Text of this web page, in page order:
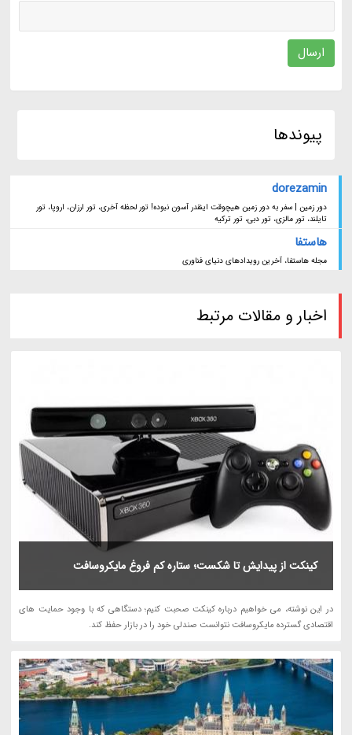
ارسال
پیوندها
dorezamin
دور زمین | سفر به دور زمین هیچوقت اینقدر آسون نبوده! تور لحظه آخری، تور ارزان، اروپا، تور
تایلند، تور مالزی، تور دبی، تور ترکیه
هاستفا
مجله هاستفا، آخرین رویدادهای دنیای فناوری
اخبار و مقالات مرتبط
کینکت از پیدایش تا شکست؛ ستاره کم فروغ مایکروسافت
در این نوشته، می خواهیم درباره کینکت صحبت کنیم؛ دستگاهی که با وجود حمایت های
اقتصادی گسترده مایکروسافت نتوانست صندلی خود را در بازار حفظ کند.